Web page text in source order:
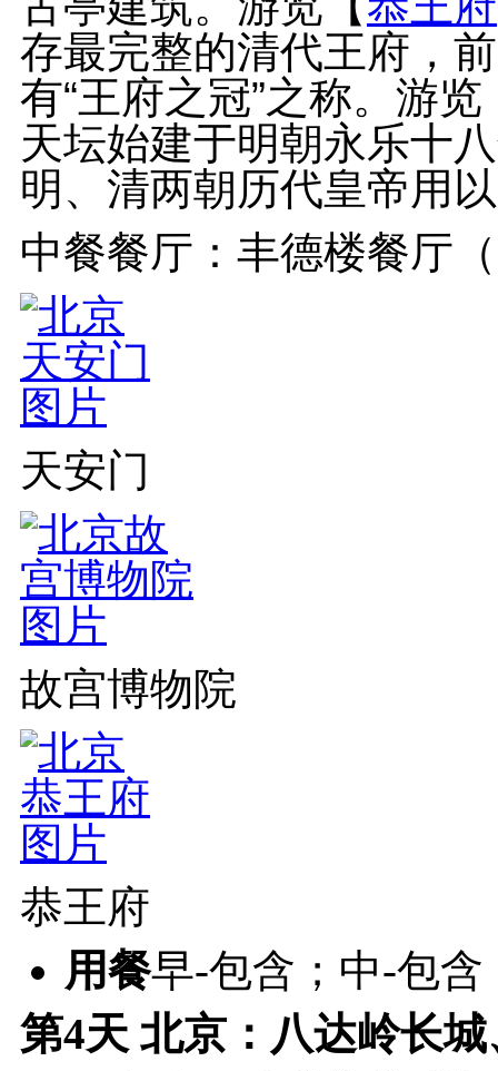
存最完整的清代王府，
有“王府之冠”之称。游览
天坛始建于明朝永乐十
明、清两朝历代皇帝用以
中餐餐厅：丰德楼餐厅
天安门
故宫博物院
恭王府
用餐早-包含；中-包
第4天 北京：八达岭长